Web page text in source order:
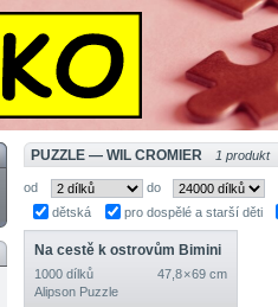
PUZZLE — WIL CROMIER 1 produkt
od do
dětská
pro dospělé a starší děti
Na cestě k ostrovům Bimini
1000 dílků
47,8 × 69 cm
Alipson Puzzle